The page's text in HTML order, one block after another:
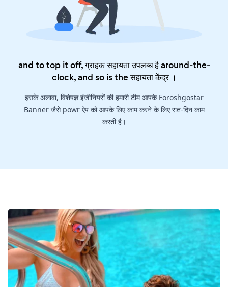
and to top it off, ग्राहक सहायता उपलब्ध है around-the-
clock, and so is theसहायता केंद्र।
इसके अलावा, विशेषज्ञ इंजीनियरों की हमारी टीम आपके Foroshgostar
Banner जैसे powr ऐप को आपके लिए काम करने के लिए रात-दिन काम
करती है।